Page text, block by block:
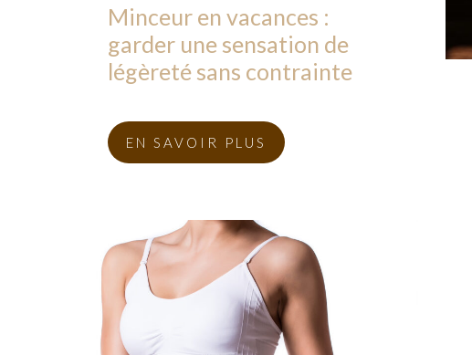
Minceur en vacances :
garder une sensation de
légèreté sans contrainte
EN SAVOIR PLUS